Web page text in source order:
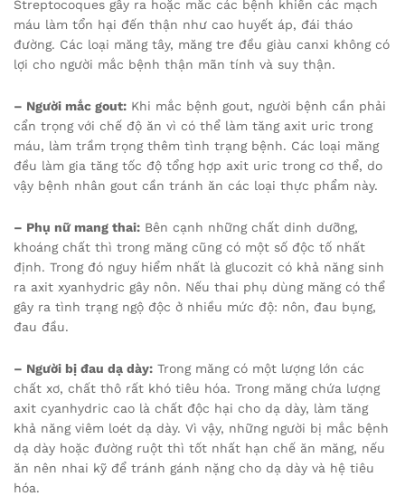
Streptocoques gây ra hoặc mắc các bệnh khiến các mạch
máu làm tổn hại đến thận như cao huyết áp, đái tháo
đường. Các loại măng tây, măng tre đều giàu canxi không có
lợi cho người mắc bệnh thận mãn tính và suy thận.
– Người mắc gout: Khi mắc bệnh gout, người bệnh cần phải
cẩn trọng với chế độ ăn vì có thể làm tăng axit uric trong
máu, làm trầm trọng thêm tình trạng bệnh. Các loại măng
đều làm gia tăng tốc độ tổng hợp axit uric trong cơ thể, do
vậy bệnh nhân gout cần tránh ăn các loại thực phẩm này.
– Phụ nữ mang thai: Bên cạnh những chất dinh dưỡng,
khoáng chất thì trong măng cũng có một số độc tố nhất
định. Trong đó nguy hiểm nhất là glucozit có khả năng sinh
ra axit xyanhydric gây nôn. Nếu thai phụ dùng măng có thể
gây ra tình trạng ngộ độc ở nhiều mức độ: nôn, đau bụng,
đau đầu.
– Người bị đau dạ dày: Trong măng có một lượng lớn các
chất xơ, chất thô rất khó tiêu hóa. Trong măng chứa lượng
axit cyanhydric cao là chất độc hại cho dạ dày, làm tăng
khả năng viêm loét dạ dày. Vì vậy, những người bị mắc bệnh
dạ dày hoặc đường ruột thì tốt nhất hạn chế ăn măng, nếu
ăn nên nhai kỹ để tránh gánh nặng cho dạ dày và hệ tiêu
hóa.